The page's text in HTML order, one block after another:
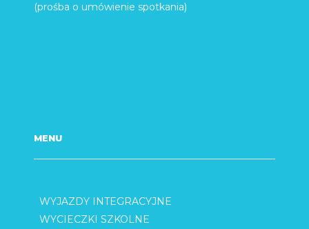
(prośba o umówienie spotkania)
MENU
WYJAZDY INTEGRACYJNE
WYCIECZKI SZKOLNE